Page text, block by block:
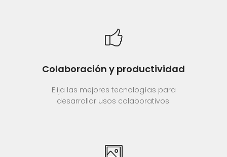
Colaboración y productividad
Elija las mejores tecnologías para
desarrollar usos colaborativos.